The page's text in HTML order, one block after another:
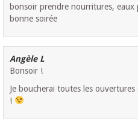
bonsoir prendre nourritures, eaux
bonne soirée
Angèle L
Bonsoir !
Je boucherai toutes les
!